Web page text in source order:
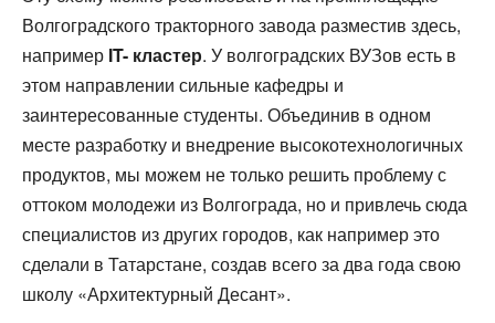
Волгоградского тракторного завода разместив здесь,
например IT- кластер. У волгоградских ВУЗов есть в
этом направлении сильные кафедры и
заинтересованные студенты. Объединив в одном
месте разработку и внедрение высокотехнологичных
продуктов, мы можем не только решить проблему с
оттоком молодежи из Волгограда, но и привлечь сюда
специалистов из других городов, как например это
сделали в Татарстане, создав всего за два года свою
школу «Архитектурный Десант».